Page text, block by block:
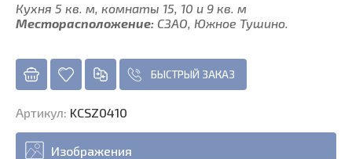
Кухня 5 кв. м, комнаты 15, 10 и 9 кв. м
Месторасположение: СЗАО, Южное Тушино.
БЫСТРЫЙ ЗАКАЗ
Артикул: KCSZ0410
Изображения